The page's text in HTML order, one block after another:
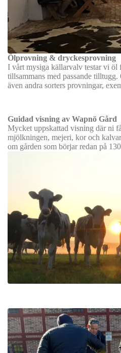
Ölprovning & dryckesprovning
I vårt mysiga källarvalv testar vi öl
tillsammans med passande
även andra sorters provningar,
Guidad visning av Wapnö Gård
Mycket uppskattad visning där ni
mjölkningen, mejeri, kor och
om gården som börjar redan på